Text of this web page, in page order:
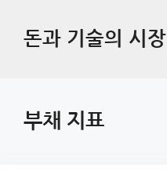
돈과 기술의 시장
부채 지표